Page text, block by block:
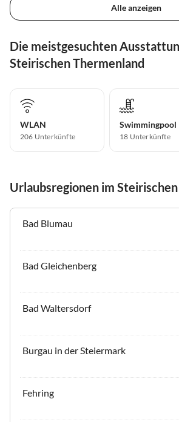
Alle anzeigen
Die meistgesuchten
Steirischen Thermenland
WLAN
206 Unterkünfte
Swimmingpool
18 Unterkünfte
Urlaubsregionen im
Bad Blumau
Bad Gleichenberg
Bad Waltersdorf
Burgau in der Steiermark
Fehring